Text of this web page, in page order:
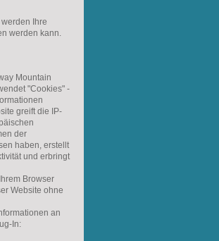
Ihre
werden kann.
Mountain
"Cookies" -
greift die IP-
der
haben, erstellt
und erbringt
Browser
Website ohne
an
In: